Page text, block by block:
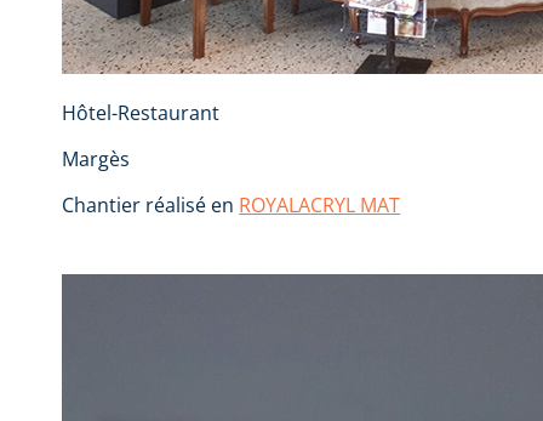
Hôtel-Restaurant
Margès
Chantier réalisé en ROYALACRYL MAT